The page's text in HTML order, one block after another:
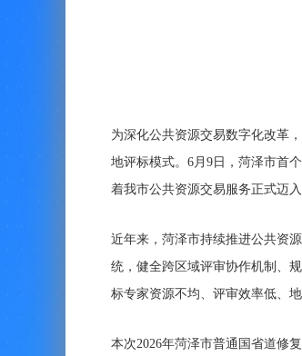
为深化公共资源交易数字化改革
地评标模式。6月9日，菏泽市首
着我市公共资源交易服务正式迈
近年来，菏泽市持续推进公共资
统，健全跨区域评审协作机制、
标专家资源不均、评审效率低、
本次2026年菏泽市普通国省道修